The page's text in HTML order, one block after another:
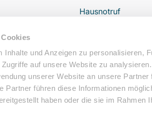
Inhalte und Anzeigen zu personalisieren,
auf unsere Website zu
unserer Website an unsere
Partner führen diese Informationen
haben oder die sie im Rahmen
Hausnotruf
Elektromobil
Elektrorollstuhl